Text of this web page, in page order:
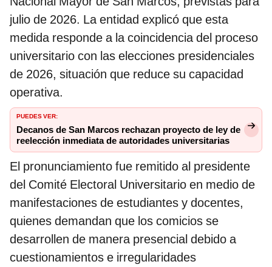
julio de 2026. La entidad explicó que esta
medida responde a la coincidencia del proceso
universitario con las elecciones presidenciales
de 2026, situación que reduce su capacidad
operativa.
PUEDES VER:
Decanos de San Marcos rechazan proyecto de ley de
reelección inmediata de autoridades universitarias
El pronunciamiento fue remitido al presidente
del Comité Electoral Universitario en medio de
manifestaciones de estudiantes y docentes,
quienes demandan que los comicios se
desarrollen de manera presencial debido a
cuestionamientos e irregularidades